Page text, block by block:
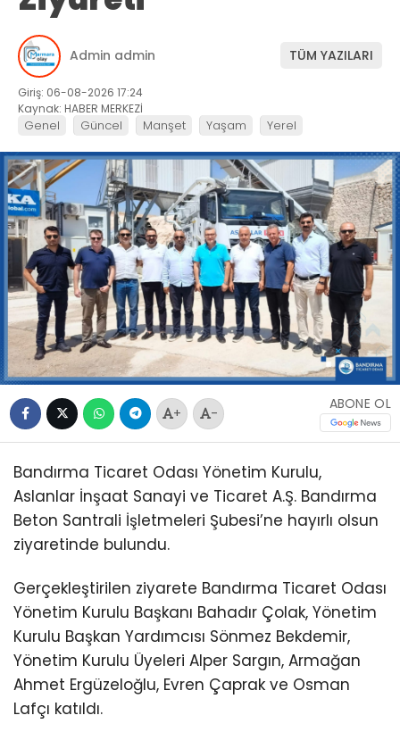
Admin admin TÜM YAZILARI
Giriş: 06-08-2026 17:24
Kaynak: HABER MERKEZİ
Genel Güncel Manşet Yaşam Yerel
+ -
ABONE OL
Bandırma Ticaret Odası Yönetim Kurulu,
Aslanlar İnşaat Sanayi ve Ticaret A.Ş. Bandırma
Beton Santrali İşletmeleri Şubesi’ne hayırlı olsun
ziyaretinde bulundu.
Gerçekleştirilen ziyarete Bandırma Ticaret Odası
Yönetim Kurulu Başkanı Bahadır Çolak, Yönetim
Kurulu Başkan Yardımcısı Sönmez Bekdemir,
Yönetim Kurulu Üyeleri Alper Sargın, Armağan
Ahmet Ergüzeloğlu, Evren Çaprak ve Osman
Lafçı katıldı.